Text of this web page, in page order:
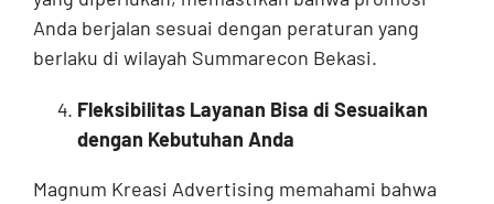
Anda berjalan sesuai dengan peraturan yang
berlaku di wilayah Summarecon Bekasi.
Fleksibilitas Layanan Bisa di Sesuaikan
dengan Kebutuhan Anda
Magnum Kreasi Advertising memahami bahwa